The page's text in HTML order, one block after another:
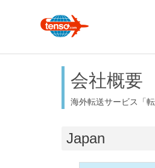
会社概要
海外転送サービス「
Japan